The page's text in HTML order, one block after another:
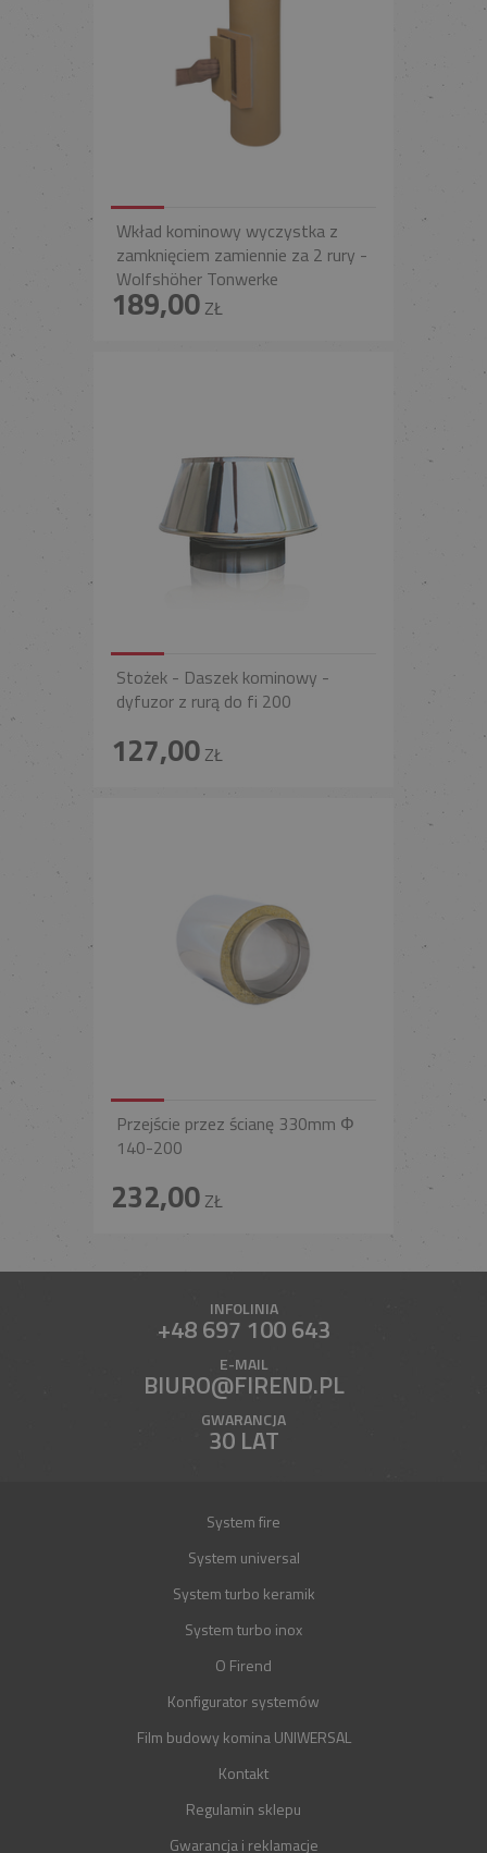
Wkład kominowy wyczystka z
zamknięciem zamiennie za 2 rury -
Wolfshöher Tonwerke
189,00ZŁ
Stożek - Daszek kominowy -
dyfuzor z rurą do fi 200
127,00ZŁ
Przejście przez ścianę 330mm Φ
140-200
232,00ZŁ
INFOLINIA
+48 697 100 643
E-MAIL
BIURO@FIREND.PL
GWARANCJA
30 LAT
System fire
System universal
System turbo keramik
System turbo inox
O Firend
Konfigurator systemów
Film budowy komina UNIWERSAL
Kontakt
Regulamin sklepu
Gwarancja i reklamacje